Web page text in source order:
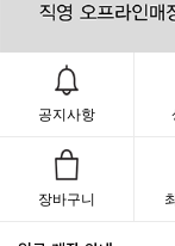
공지사항
장바구니